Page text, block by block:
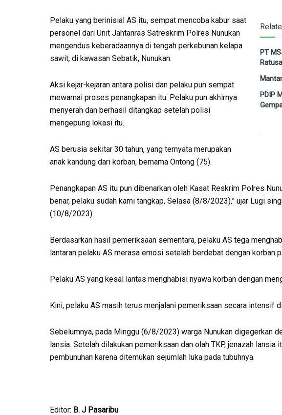
PT
PDIP
Pelaku yang berinisial AS itu, sempat mencoba kabur saat
personel dari Unit Jahtanras Satreskrim Polres Nunukan
mengendus keberadaannya di tengah perkebunan kelapa
sawit, di kawasan Sebatik, Nunukan.
Aksi kejar-kejaran antara polisi dan pelaku pun sempat
mewarnai proses penangkapan itu. Pelaku pun akhirnya
menyerah dan berhasil ditangkap setelah polisi
mengepung lokasi itu.
AS berusia sekitar 30 tahun, yang ternyata merupakan
anak kandung dari korban, bernama Ontong (75).
Penangkapan AS itu pun dibenarkan oleh Kasat Reskrim Polres
benar, pelaku sudah kami tangkap, Selasa (8/8/2023),” ujar Lugi
(10/8/2023).
Berdasarkan hasil pemeriksaan sementara, pelaku AS tega
lantaran pelaku AS merasa emosi setelah berdebat dengan korban
Pelaku AS yang kesal lantas menghabisi nyawa korban dengan
Kini, pelaku AS masih terus menjalani pemeriksaan secara intensif
Sebelumnya, pada Minggu (6/8/2023) warga Nunukan digegerkan
lansia. Setelah dilakukan pemeriksaan dan olah TKP, jenazah lansia
pembunuhan karena ditemukan sejumlah luka pada tubuhnya.
Editor: B. J Pasaribu